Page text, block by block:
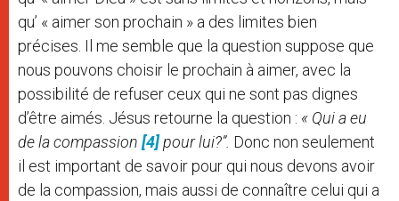
qu’ « aimer son prochain » a des limites bien
précises. Il me semble que la question suppose que
nous pouvons choisir le prochain à aimer, avec la
possibilité de refuser ceux qui ne sont pas dignes
d’être aimés. Jésus retourne la question : « Qui a eu
de la compassion [4]pour lui?”. Donc non seulement
il est important de savoir pour qui nous devons avoir
de la compassion, mais aussi de connaître celui qui a